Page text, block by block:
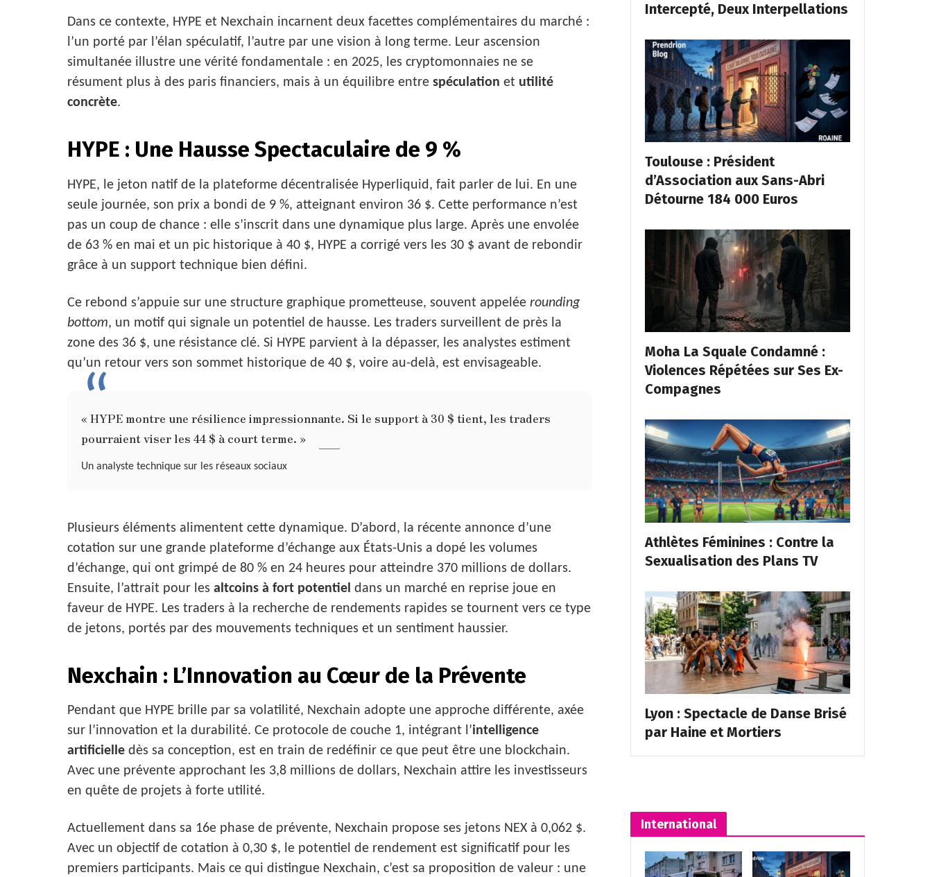
Dans ce contexte, HYPE et Nexchain incarnent deux facettes complémentaires du marché :
l’un porté par l’élan spéculatif, l’autre par une vision à long terme. Leur ascension
simultanée illustre une vérité fondamentale : en 2025, les cryptomonnaies ne se
résument plus à des paris financiers, mais à un équilibre entre spéculation et utilité
concrète.
HYPE : Une Hausse Spectaculaire de 9 %
HYPE, le jeton natif de la plateforme décentralisée Hyperliquid, fait parler de lui. En une
seule journée, son prix a bondi de 9 %, atteignant environ 36 $. Cette performance n’est
pas un coup de chance : elle s’inscrit dans une dynamique plus large. Après une envolée
de 63 % en mai et un pic historique à 40 $, HYPE a corrigé vers les 30 $ avant de rebondir
grâce à un support technique bien défini.
Ce rebond s’appuie sur une structure graphique prometteuse, souvent appelée rounding
bottom, un motif qui signale un potentiel de hausse. Les traders surveillent de près la
zone des 36 $, une résistance clé. Si HYPE parvient à la dépasser, les analystes estiment
qu’un retour vers son sommet historique de 40 $, voire au-delà, est envisageable.
« HYPE montre une résilience impressionnante. Si le support à 30 $ tient, les traders
pourraient viser les 44 $ à court terme. »
Un analyste technique sur les réseaux sociaux
Plusieurs éléments alimentent cette dynamique. D’abord, la récente annonce d’une
cotation sur une grande plateforme d’échange aux États-Unis a dopé les volumes
d’échange, qui ont grimpé de 80 % en 24 heures pour atteindre 370 millions de dollars.
Ensuite, l’attrait pour les altcoins à fort potentiel dans un marché en reprise joue en
faveur de HYPE. Les traders à la recherche de rendements rapides se tournent vers ce type
de jetons, portés par des mouvements techniques et un sentiment haussier.
Nexchain : L’Innovation au Cœur de la Prévente
Pendant que HYPE brille par sa volatilité, Nexchain adopte une approche différente, axée
sur l’innovation et la durabilité. Ce protocole de couche 1, intégrant l’intelligence
artificielle dès sa conception, est en train de redéfinir ce que peut être une blockchain.
Avec une prévente approchant les 3,8 millions de dollars, Nexchain attire les investisseurs
en quête de projets à forte utilité.
Actuellement dans sa 16e phase de prévente, Nexchain propose ses jetons NEX à 0,062 $.
Avec un objectif de cotation à 0,30 $, le potentiel de rendement est significatif pour les
premiers participants. Mais ce qui distingue Nexchain, c’est sa proposition de valeur : une
Intercepté, Deux Interpellations
Toulouse : Président
d’Association aux Sans-Abri
Détourne 184 000 Euros
Moha La Squale Condamné :
Violences Répétées sur Ses Ex-
Compagnes
Athlètes Féminines : Contre la
Sexualisation des Plans TV
Lyon : Spectacle de Danse Brisé
par Haine et Mortiers
International